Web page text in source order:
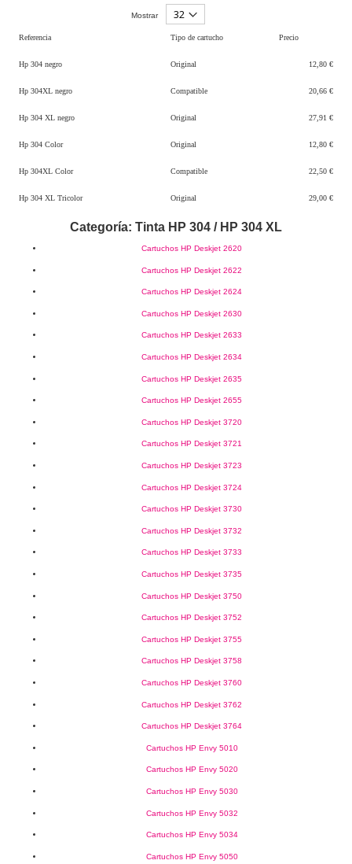
Mostrar
Referencia Tipo de cartucho Precio
Hp 304 negro Original 12,80 €
Hp 304XL negro Compatible 20,66 €
Hp 304 XL negro Original 27,91 €
Hp 304 Color Original 12,80 €
Hp 304XL Color Compatible 22,50 €
Hp 304 XL Tricolor Original 29,00 €
Categoría: Tinta HP 304 / HP 304 XL
Cartuchos HP Deskjet 2620
Cartuchos HP Deskjet 2622
Cartuchos HP Deskjet 2624
Cartuchos HP Deskjet 2630
Cartuchos HP Deskjet 2633
Cartuchos HP Deskjet 2634
Cartuchos HP Deskjet 2635
Cartuchos HP Deskjet 2655
Cartuchos HP Deskjet 3720
Cartuchos HP Deskjet 3721
Cartuchos HP Deskjet 3723
Cartuchos HP Deskjet 3724
Cartuchos HP Deskjet 3730
Cartuchos HP Deskjet 3732
Cartuchos HP Deskjet 3733
Cartuchos HP Deskjet 3735
Cartuchos HP Deskjet 3750
Cartuchos HP Deskjet 3752
Cartuchos HP Deskjet 3755
Cartuchos HP Deskjet 3758
Cartuchos HP Deskjet 3760
Cartuchos HP Deskjet 3762
Cartuchos HP Deskjet 3764
Cartuchos HP Envy 5010
Cartuchos HP Envy 5020
Cartuchos HP Envy 5030
Cartuchos HP Envy 5032
Cartuchos HP Envy 5034
Cartuchos HP Envy 5050